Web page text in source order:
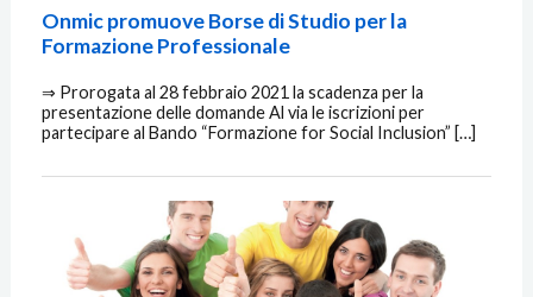
Onmic promuove Borse di Studio per la
Formazione Professionale
⇒ Prorogata al 28 febbraio 2021 la scadenza per la
presentazione delle domande Al via le iscrizioni per
partecipare al Bando “Formazione for Social Inclusion” […]